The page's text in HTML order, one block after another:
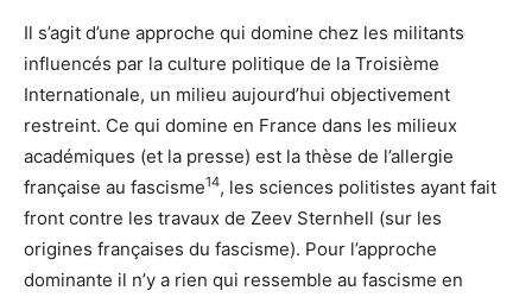
Il s’agit d’une approche qui domine chez les militants
influencés par la culture politique de la Troisième
Internationale, un milieu aujourd’hui objectivement
restreint. Ce qui domine en France dans les milieux
académiques (et la presse) est la thèse de l’allergie
française au fascisme14, les sciences politistes ayant fait
front contre les travaux de Zeev Sternhell (sur les
origines françaises du fascisme). Pour l’approche
dominante il n’y a rien qui ressemble au fascisme en